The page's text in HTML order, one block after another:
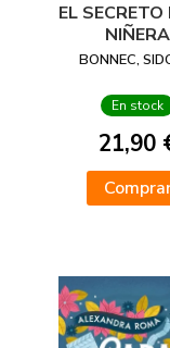
EL SECRETO
NIÑERA
BONNEC,
En stock
21,90